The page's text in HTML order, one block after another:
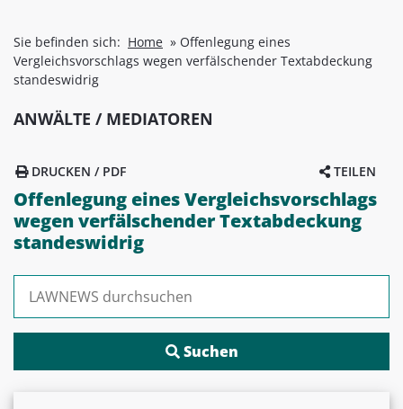
Sie befinden sich: Home » Offenlegung eines
Vergleichsvorschlags wegen verfälschender Textabdeckung
standeswidrig
ANWÄLTE / MEDIATOREN
TEILEN
DRUCKEN / PDF
Offenlegung eines Vergleichsvorschlags
wegen verfälschender Textabdeckung
standeswidrig